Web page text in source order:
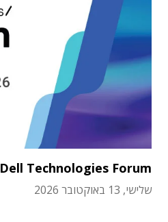
Dell Technologies Forum
שלישי, 13 באוקטובר 2026